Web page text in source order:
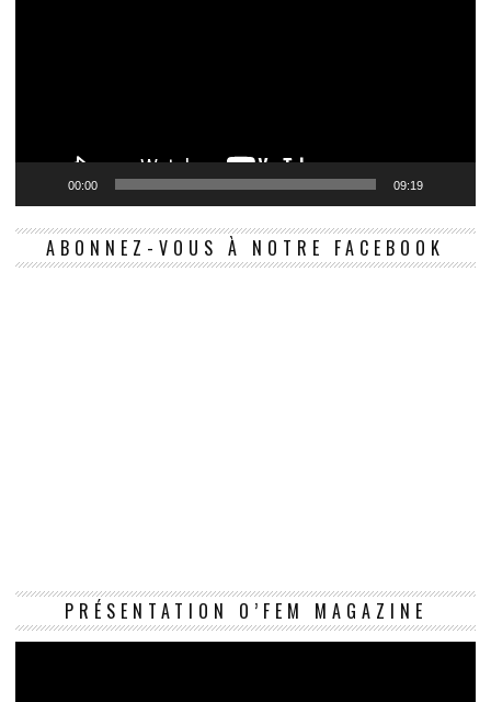
00:00 09:19
ABONNEZ-VOUS À NOTRE FACEBOOK
PRÉSENTATION O’FEM MAGAZINE